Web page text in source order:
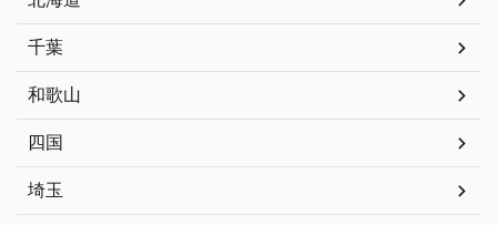
千葉
和歌山
四国
埼玉